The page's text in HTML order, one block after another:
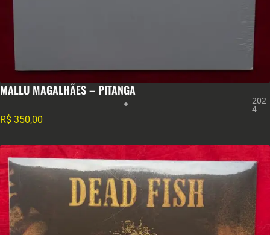
MALLU MAGALHÃES – PITANGA
202
4
R$ 350,00